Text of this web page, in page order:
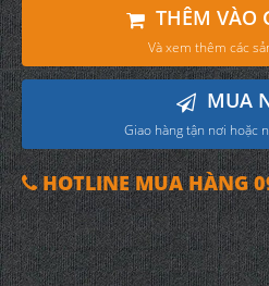
THÊM VÀO
Và xem thêm các
MUA
Giao hàng tận nơi hoặc
HOTLINE MUA HÀNG